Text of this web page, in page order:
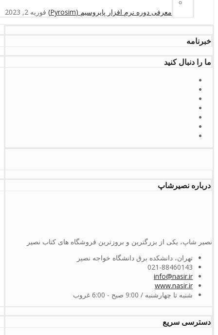
معرفی دوره نرم افزار پایروسیم (Pyrosim) فوریه 2, 2023
خبرنامه
ما را دنبال کنید
درباره نصیرشاپ
نصیر شاپ، یکی از بزرگترین و بروزترین فروشگاه های کتاب نصیر
تهران، دانشکده برق دانشگاه خواجه نصیر
021-88460143
info@nasir.ir
www.nasir.ir
شنبه تا چهارشنبه / 9:00 صبح - 6:00 غروب
دسترسی سریع